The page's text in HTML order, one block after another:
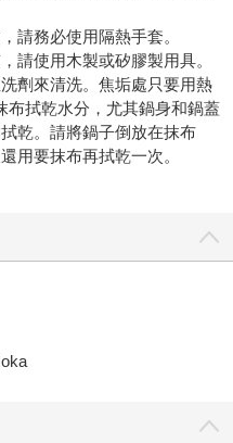
請務必使用隔熱手套。
請使用木製或矽膠製用具。
劑來清洗。焦垢處只要用熱
布拭乾水分，尤其鍋身和鍋蓋
乾。請將鍋子倒放在抹布
用要抹布再拭乾一次。